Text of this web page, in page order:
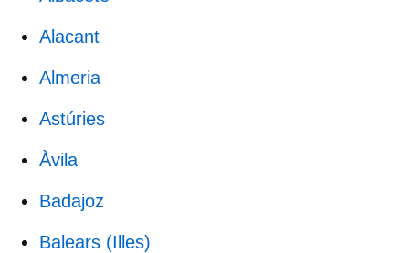
Alacant
Almeria
Astúries
Àvila
Badajoz
Balears (Illes)